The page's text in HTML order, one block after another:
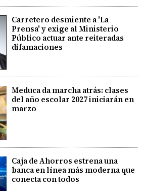
Carretero desmiente a 'La
Prensa' y exige al Ministerio
Público actuar ante reiteradas
difamaciones
Meduca da marcha atrás: clases
del año escolar 2027 iniciarán en
marzo
Caja de Ahorros estrena una
banca en línea más moderna que
conecta con todos